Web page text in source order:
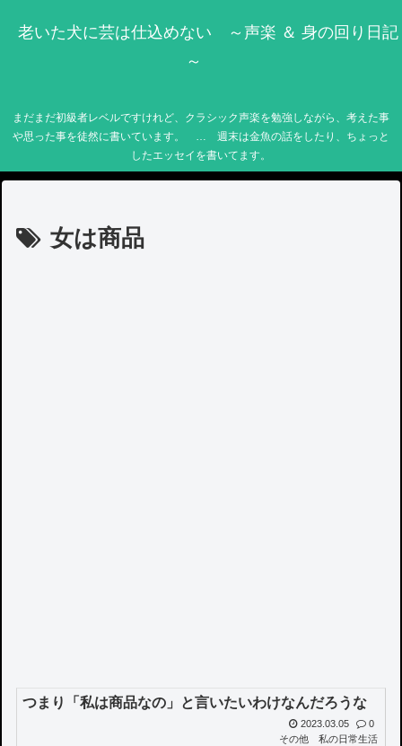
老いた犬に芸は仕込めない ～声楽 ＆ 身の回り日記
～
まだまだ初級者レベルですけれど、クラシック声楽を勉強しながら、考えた事
や思った事を徒然に書いています。 … 週末は金魚の話をしたり、ちょっと
したエッセイを書いてます。
女は商品
つまり「私は商品なの」と言いたいわけなんだろうな
2023.03.05
0
その他
私の日常生活